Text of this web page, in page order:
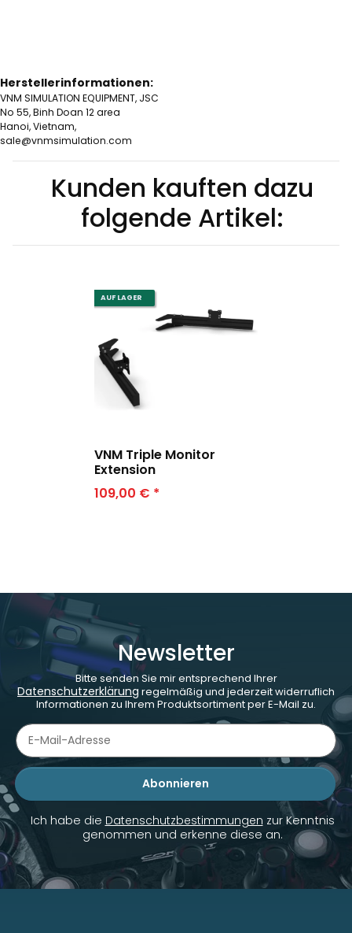
Herstellerinformationen:
VNM SIMULATION EQUIPMENT, JSC
No 55, Binh Doan 12 area
Hanoi, Vietnam,
sale@vnmsimulation.com
Kunden kauften dazu
folgende Artikel:
AUF LAGER
VNM Triple Monitor
Extension
109,00 € *
Newsletter
Bitte senden Sie mir entsprechend Ihrer
Datenschutzerklärung regelmäßig und jederzeit widerruflich
Informationen zu Ihrem Produktsortiment per E-Mail zu.
Abonnieren
Newsletter Abonnieren
Ich habe die Datenschutzbestimmungen zur Kenntnis
genommen und erkenne diese an.